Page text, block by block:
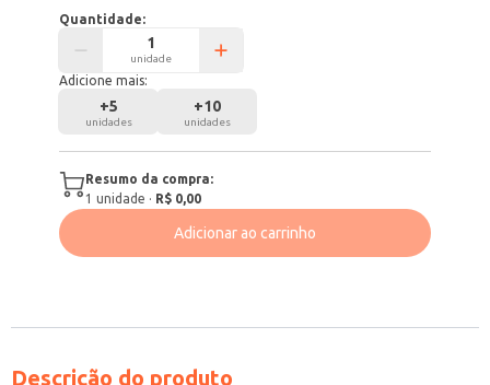
Quantidade:
unidade
Adicione mais:
+5
unidades
+10
unidades
Resumo da compra:
1 unidade · R$ 0,00
Adicionar ao carrinho
Descrição do produto